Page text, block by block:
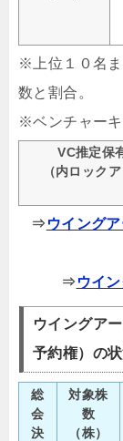
※上位１０名
数と割合。
※ベンチャー
VC推定保
（内ロックア
⇒ ウイング
⇒ ウイ
ウイングア
予約権）の
総
会
決
対象株
数
（株）